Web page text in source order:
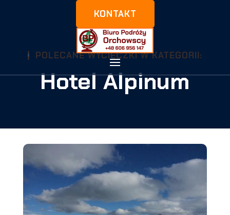
KONTAKT
POLECANE WYCIECZKI W KATEGORII:
Hotel Alpinum